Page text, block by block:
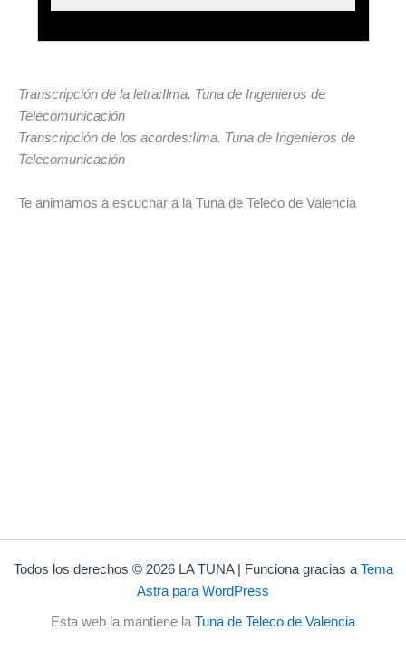
Transcripción de la letra:Ilma. Tuna de Ingenieros de
Telecomunicación
Transcripción de los acordes:Ilma. Tuna de Ingenieros de
Telecomunicación
Te animamos a escuchar a la Tuna de Teleco de Valencia
Todos los derechos © 2026 LA TUNA | Funciona gracias a Tema
Astra para WordPress
Esta web la mantiene la Tuna de Teleco de Valencia